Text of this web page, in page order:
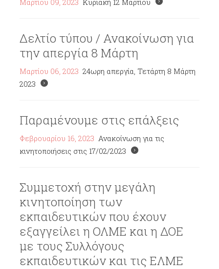
Μαρτίου 09, 2023 Κυριακή 12 Μαρτίου
Δελτίο τύπου / Ανακοίνωση για
την απεργία 8 Μάρτη
Μαρτίου 06, 2023 24ωρη απεργία, Τετάρτη 8 Μάρτη
2023
Παραμένουμε στις επάλξεις
Φεβρουαρίου 16, 2023 Ανακοίνωση για τις
κινητοποιήσεις στις 17/02/2023
Συμμετοχή στην μεγάλη
κινητοποίηση των
εκπαιδευτικών που έχουν
εξαγγείλει η ΟΛΜΕ και η ΔΟΕ
με τους Συλλόγους
εκπαιδευτικών και τις ΕΛΜΕ